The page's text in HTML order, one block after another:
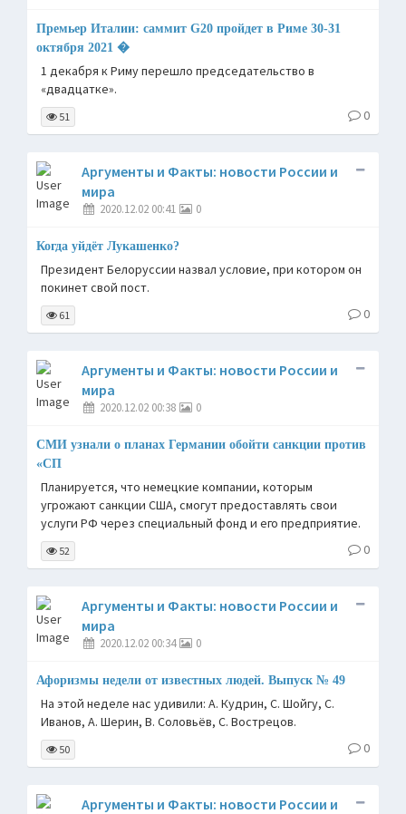
Премьер Италии: саммит G20 пройдет в Риме 30-31
октября 2021 �
1 декабря к Риму перешло председательство в
«двадцатке».
51 0
Аргументы и Факты: новости России и
мира
2020.12.02 00:41 0
Когда уйдёт Лукашенко?
Президент Белоруссии ­назвал условие, при котором он
покинет свой пост.
61 0
Аргументы и Факты: новости России и
мира
2020.12.02 00:38 0
СМИ узнали о планах Германии обойти санкции против
«СП
Планируется, что немецкие компании, которым
угрожают санкции США, смогут предоставлять свои
услуги РФ через специальный фонд и его предприятие.
52 0
Аргументы и Факты: новости России и
мира
2020.12.02 00:34 0
Афоризмы недели от известных людей. Выпуск № 49
На этой неделе нас удивили: А. Кудрин, С. Шойгу, С.
Иванов, А. Шерин, В. Соловьёв, С. Вострецов.
50 0
Аргументы и Факты: новости России и